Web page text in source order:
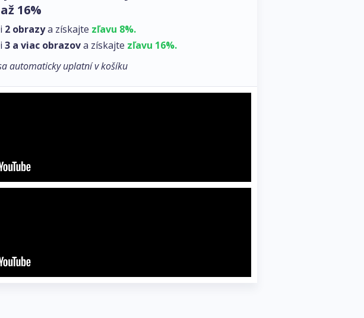
16%
2 obrazya získajte zľavu 8%.
3 a viac obrazova získajte zľavu 16%.
automaticky uplatní v košíku